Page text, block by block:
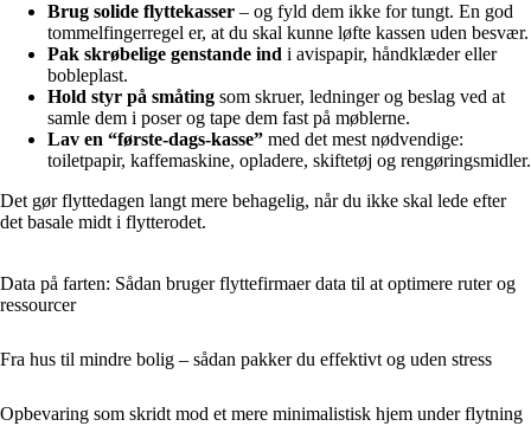
Brug solide flyttekasser – og fyld dem ikke for tungt. En god
tommelfingerregel er, at du skal kunne løfte kassen uden besvær.
Pak skrøbelige genstande ind i avispapir, håndklæder eller
bobleplast.
Hold styr på småting som skruer, ledninger og beslag ved at
samle dem i poser og tape dem fast på møblerne.
Lav en “første-dags-kasse” med det mest nødvendige:
toiletpapir, kaffemaskine, opladere, skiftetøj og rengøringsmidler.
Det gør flyttedagen langt mere behagelig, når du ikke skal lede efter
det basale midt i flytterodet.
Data på farten: Sådan bruger flyttefirmaer data til at optimere ruter og
ressourcer
Fra hus til mindre bolig – sådan pakker du effektivt og uden stress
Opbevaring som skridt mod et mere minimalistisk hjem under flytning